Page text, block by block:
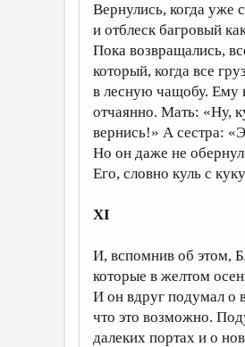
Вернулись, когда уже
и отблеск багровый
Пока возвращались,
который, когда все
в лесную чащобу. Ему
отчаянно. Мать: «Ну,
вернись!» А сестра:
Но он даже не
Его, словно куль с
XI
И, вспомнив об этом,
которые в желтом
И он вдруг подумал о
что это возможно.
далеких портах и о